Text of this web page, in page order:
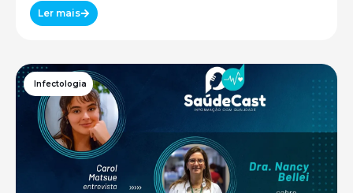
Ler mais
Infectologia